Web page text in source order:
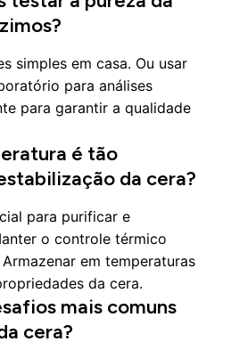
simples em casa. Ou usar
para análises
para garantir a qualidade
é tão
da cera?
para purificar e
o controle térmico
em temperaturas
da cera.
mais comuns
cera?